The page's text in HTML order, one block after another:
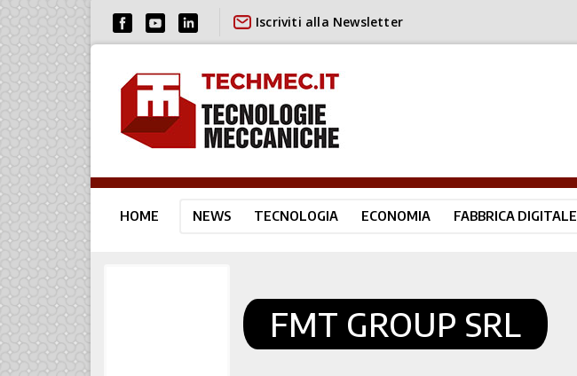
Iscriviti alla Newsletter
HOME NEWS TECNOLOGIA ECONOMIA FABBRICA DIGITALE
FMT GROUP SRL